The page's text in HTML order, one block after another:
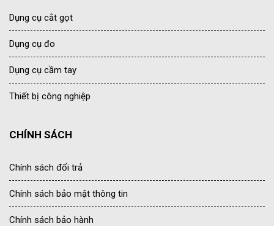
Dụng cụ cắt gọt
Dụng cụ đo
Dụng cụ cầm tay
Thiết bị công nghiệp
CHÍNH SÁCH
Chính sách đổi trả
Chính sách bảo mật thông tin
Chính sách bảo hành